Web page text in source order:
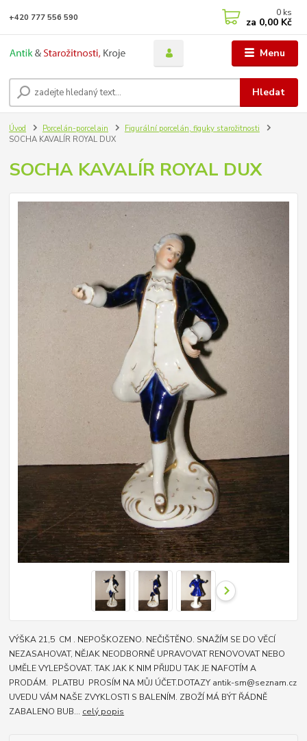
Menu
Hledat
+420 777 556 590 0 ks
za 0,00 Kč
Úvod Porcelán-porcelain
Figurální porcelán, figuky starožitnosti
SOCHA KAVALÍR ROYAL DUX
SOCHA KAVALÍR ROYAL DUX
VÝŠKA 21,5 CM . NEPOŠKOZENO. NEČIŠTĚNO. SNAŽÍM SE DO VĚCÍ
NEZASAHOVAT, NĚJAK NEODBORNĚ UPRAVOVAT RENOVOVAT NEBO
UMĚLE VYLEPŠOVAT. TAK JAK K NIM PŘIJDU TAK JE NAFOTÍM A
PRODÁM. PLATBU PROSÍM NA MŮJ ÚČET.DOTAZY antik-sm@seznam.cz
UVEDU VÁM NAŠE ZVYKLOSTI S BALENÍM. ZBOŽÍ MÁ BÝT ŘÁDNĚ
ZABALENO BUB... celý popis